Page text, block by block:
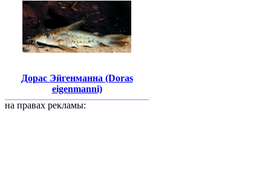
Дорас Эйгенманна (Doras
eigenmanni)
на правах рекламы: